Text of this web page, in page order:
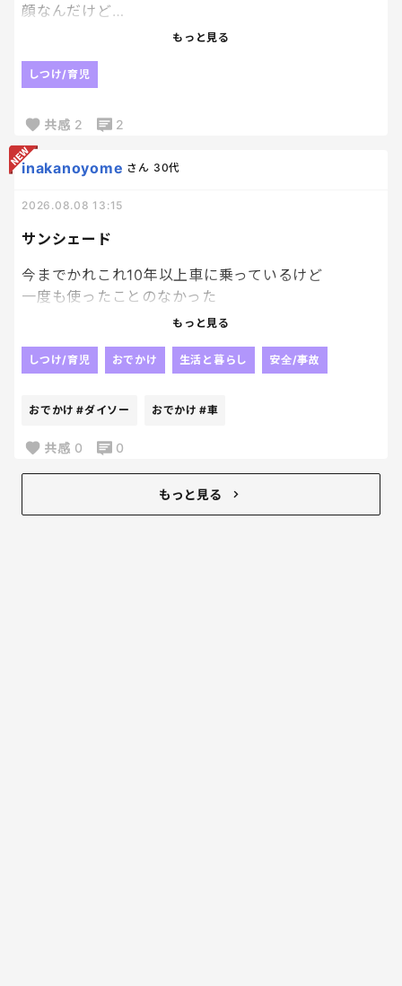
顔なんだけど…
最近、友達と野球行った写真もそうなんだけど、楽
写真も多かったのに、なぜ？？
なんで？って聞いたら、
だって。
はい？？？？？
移動教室ってそういうもんなんだよ！！！
しい年頃なのか、息子の性格がキテレツなのか…
まぁ旦那がキテレツだから少なからず…
もっと見る
しつけ/育児
共感 2 2
サンシェード
inakanoyome さん 30代
2026.08.08 13:15
今までかれこれ10年以上車に乗っているけど
一度も使ったことのなかった
サンシェードを初めて買った。
トイストーリー柄のサンシェードを
買って――!‼ってなって、
良いかも!!
ネットで調べたら
内装劣化を防ぐ効果もあるらしいけど
なんせハンドルの熱さが全然違った‼‼笑
もっと見る
しつけ/育児 おでかけ 生活と暮らし 安全/事故
おでかけ #ダイソー おでかけ #車
共感 0 0
もっと見る